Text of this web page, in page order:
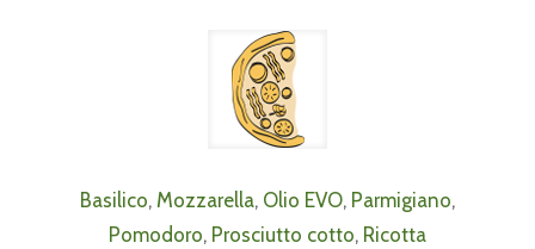
Basilico, Mozzarella, Olio EVO, Parmigiano,
Pomodoro, Prosciutto cotto, Ricotta